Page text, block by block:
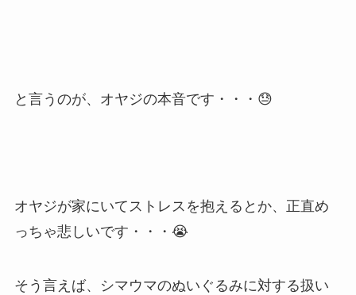
と言うのが、オヤジの本音です・・・😓
オヤジが家にいてストレスを抱えるとか、正直め
っちゃ悲しいです・・・😭
そう言えば、シマウマのぬいぐるみに対する扱い